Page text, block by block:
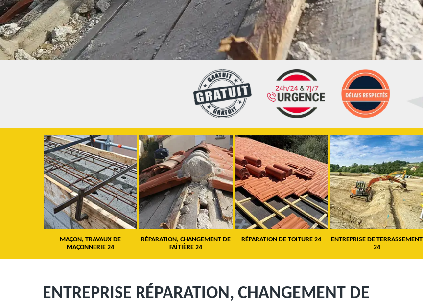
MAÇON, TRAVAUX DE
MAÇONNERIE 24
RÉPARATION, CHANGEMENT DE
FAÎTIÈRE 24
RÉPARATION DE TOITURE 24
ENTREPRISE DE TERRASSEMENT
24
ENTREPRISE RÉPARATION, CHANGEMENT DE